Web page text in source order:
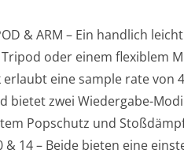
& ARM – Ein handlich
oder einem flexiblem
eine sample rate von
bietet zwei Wiedergabe-
Popschutz und
& 14 – Beide bieten eine